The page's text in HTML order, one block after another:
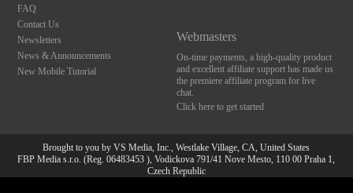
FAQ
Contact Us
Newsletters
News & Announcements
New Mobile Tutorial
Webmasters
On-time payments, a high-quality product
and excellent affiliate support has made us
the premiere affiliate program for live
chat.
Click here to get started
Brought to you by VS Media, Inc., Westlake Village, CA, United States
FBP Media s.r.o. (Reg. 06483453 ), Vodickova 791/41 Nove Mesto, 110 00 Praha 1,
Czech Republic
10:00